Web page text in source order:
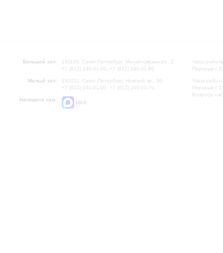
Большой зал:
191186, Санкт-Петербург, Михайловская ул., 2
+7 (812) 240-01-00, +7 (812) 240-01-80
Малый зал:
191011, Санкт-Петербург, Невский пр., 30
+7 (812) 240-01-00, +7 (812) 240-01-70
Напишите нам:
MAX
Часы
Перерыв с
Часы
Перерыв с
Вопросы